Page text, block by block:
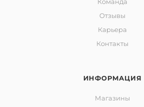
Отзывы
Карьера
Контакты
ИНФОРМАЦИЯ
Магазины